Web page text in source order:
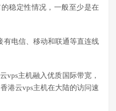
稳定性情况，一般至少是在
有电信、移动和联通等直连线
vps主机融入优质国际带宽，
港云vps主机在大陆的访问速